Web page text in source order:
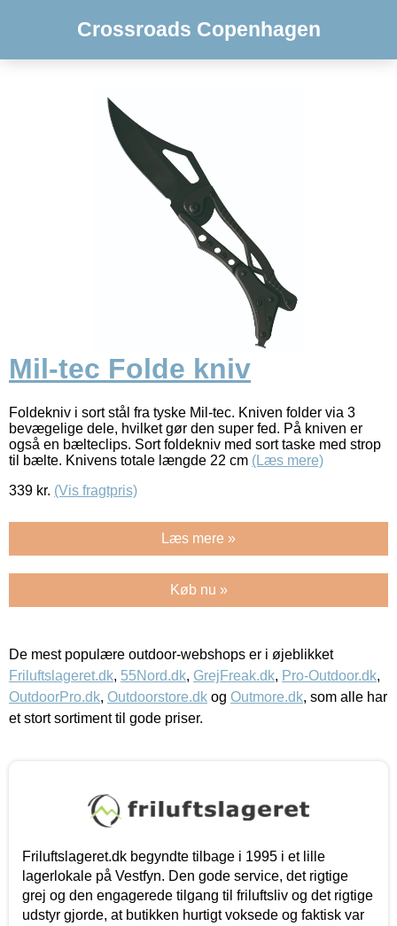
Crossroads Copenhagen
Mil-tec Folde kniv
Foldekniv i sort stål fra tyske Mil-tec. Kniven folder via 3
bevægelige dele, hvilket gør den super fed. På kniven er
også en bælteclips. Sort foldekniv med sort taske med strop
til bælte. Knivens totale længde 22 cm (Læs mere)
339 kr. (Vis fragtpris)
Læs mere »
Køb nu »
De mest populære outdoor-webshops er i øjeblikket
Friluftslageret.dk, 55Nord.dk, GrejFreak.dk, Pro-Outdoor.dk,
OutdoorPro.dk, Outdoorstore.dk og Outmore.dk, som alle har
et stort sortiment til gode priser.
Friluftslageret.dk begyndte tilbage i 1995 i et lille
lagerlokale på Vestfyn. Den gode service, det rigtige
grej og den engagerede tilgang til friluftsliv og det rigtige
udstyr gjorde, at butikken hurtigt voksede og faktisk var